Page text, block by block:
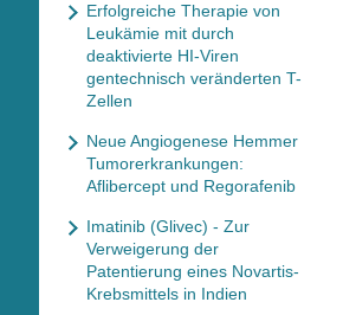
Erfolgreiche Therapie von
Leukämie mit durch
deaktivierte HI-Viren
gentechnisch veränderten T-
Zellen
Neue Angiogenese Hemmer
Tumorerkrankungen:
Aflibercept und Regorafenib
Imatinib (Glivec) - Zur
Verweigerung der
Patentierung eines Novartis-
Krebsmittels in Indien